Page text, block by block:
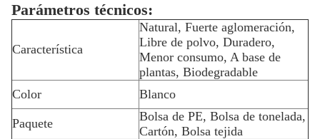
Parámetros técnicos:
Característica
Natural, Fuerte aglomeración,
Libre de polvo, Duradero,
Menor consumo, A base de
plantas, Biodegradable
Color
Blanco
Paquete
Bolsa de PE, Bolsa de tonelada,
Cartón, Bolsa tejida